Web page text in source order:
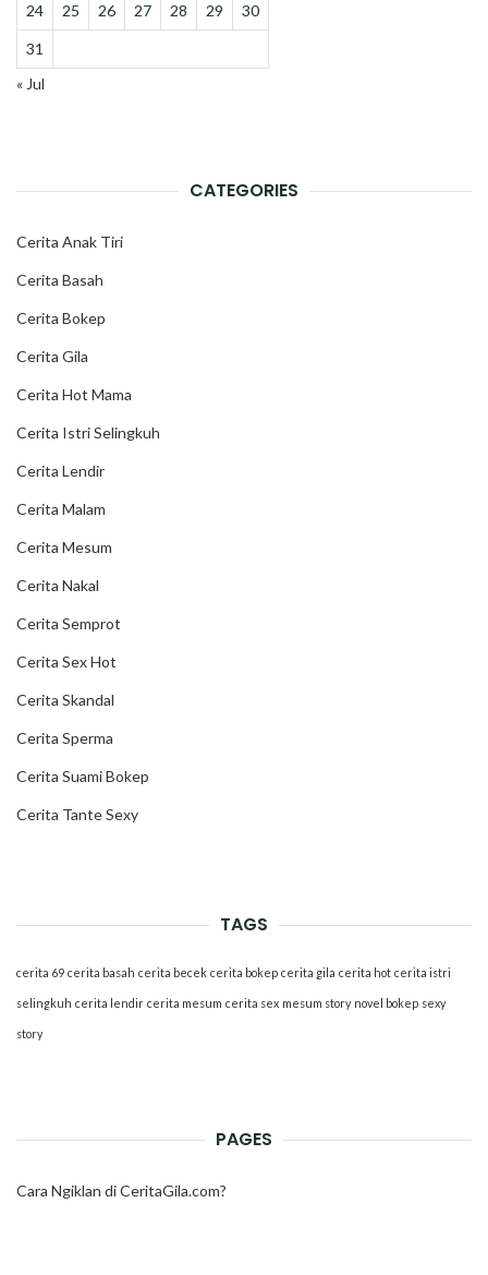
24 25 26 27 28 29 30
31
« Jul
CATEGORIES
Cerita Anak Tiri
Cerita Basah
Cerita Bokep
Cerita Gila
Cerita Hot Mama
Cerita Istri Selingkuh
Cerita Lendir
Cerita Malam
Cerita Mesum
Cerita Nakal
Cerita Semprot
Cerita Sex Hot
Cerita Skandal
Cerita Sperma
Cerita Suami Bokep
Cerita Tante Sexy
TAGS
cerita 69 cerita basah cerita becek cerita bokep cerita gila cerita hot cerita istri
selingkuh cerita lendir cerita mesum cerita sex mesum story novel bokep sexy
story
PAGES
Cara Ngiklan di CeritaGila.com?